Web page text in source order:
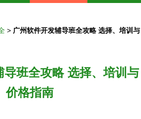
> 广州软件开发辅导班全攻略 选择、培训与
导班全攻略 选择、培训与
价格指南